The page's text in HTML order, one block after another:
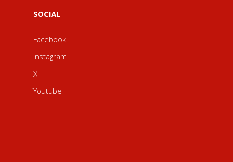
SOCIAL
Facebook
Instagram
X
Youtube